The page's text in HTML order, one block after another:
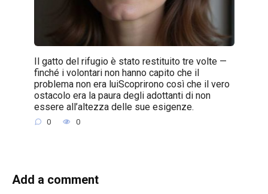
Il gatto del rifugio è stato restituito tre volte —
finché i volontari non hanno capito che il
problema non era luiScoprirono così che il vero
ostacolo era la paura degli adottanti di non
essere all’altezza delle sue esigenze.
0 0
Add a comment